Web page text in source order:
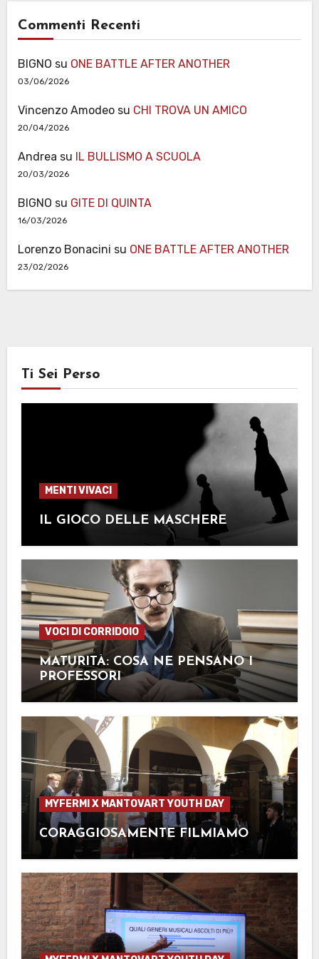
Commenti Recenti
BIGNO su ONE BATTLE AFTER ANOTHER
03/06/2026
Vincenzo Amodeosu CHI TROVA UN AMICO
20/04/2026
Andrea su IL BULLISMO A SCUOLA
20/03/2026
BIGNO su GITE DI QUINTA
16/03/2026
Lorenzo Bonacini su ONE BATTLE AFTER ANOTHER
23/02/2026
Ti Sei Perso
MENTI VIVACI
IL GIOCO DELLE MASCHERE
VOCI DI CORRIDOIO
MATURITÀ: COSA NE PENSANO I
PROFESSORI
MYFERMI X MANTOVART YOUTH DAY
CORAGGIOSAMENTE FILMIAMO